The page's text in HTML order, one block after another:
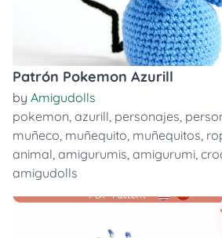
Patrón Pokemon Azurill
by Amigudolls
pokemon, azurill, personajes,
muñeco, muñequito, muñequitos,
animal, amigurumis, amigurumi,
amigudolls